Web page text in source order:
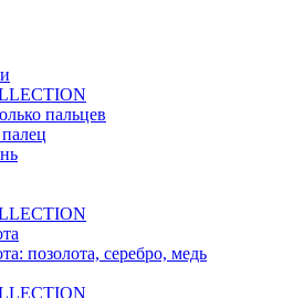
пальцев
позолота, серебро, медь